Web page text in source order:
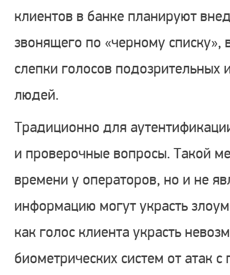
клиентов в банке планируют
звонящего по «черному списку»,
слепки голосов
людей.
Традиционно для
и проверочные вопросы. Такой
времени у операторов, но и не
информацию могут украсть
как голос клиента украсть
биометрических систем от атак